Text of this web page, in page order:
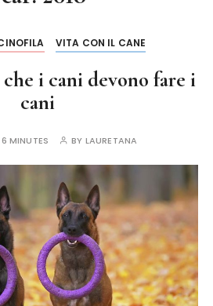
VITA CON IL CANE
i cani devono fare i
cani
6 MINUTES BY LAURETANA